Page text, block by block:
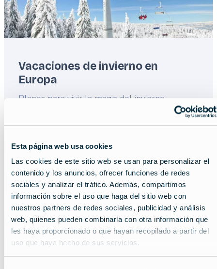
Esta página web usa cookies
Las cookies de este sitio web se usan para personalizar el
contenido y los anuncios, ofrecer funciones de redes
sociales y analizar el tráfico. Además, compartimos
información sobre el uso que haga del sitio web con
nuestros partners de redes sociales, publicidad y análisis
web, quienes pueden combinarla con otra información que
les haya proporcionado o que hayan recopilado a partir del
uso que haya hecho de sus servicios.
Vacaciones de invierno en
Europa
Lead
Planes para vivir la magia del invierno.
Vacaciones de invierno en
Featured
image